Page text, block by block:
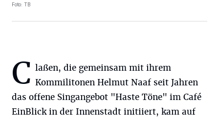
Foto: TB
C laßen, die gemeinsam mit ihrem
Kommilitonen Helmut Naaf seit Jahren
das offene Singangebot "Haste Töne" im Café
EinBlick in der Innenstadt initiiert, kam auf